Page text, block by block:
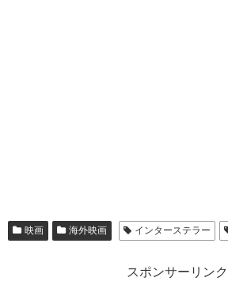
映画 海外映画 インターステラー
スポンサーリンク